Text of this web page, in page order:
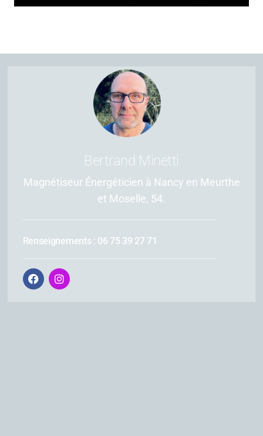
Bertrand Minetti
Magnétiseur Énergéticien à Nancy en Meurthe
et Moselle, 54.
Renseignements : 06 75 39 27 71